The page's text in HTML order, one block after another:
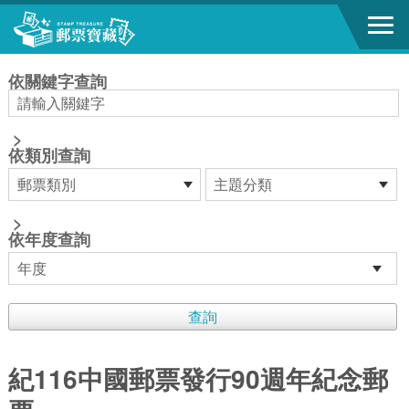
跳到主要內容區塊
依關鍵字查詢
>
依類別查詢
>
依年度查詢
紀116中國郵票發行90週年紀念郵